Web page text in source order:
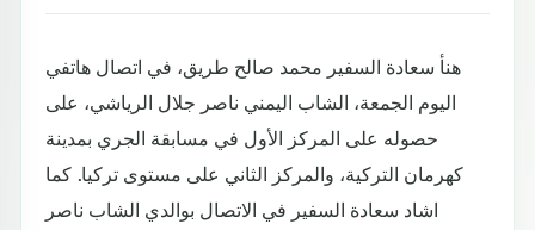
هنأ سعادة السفير محمد صالح طريق، في اتصال هاتفي
اليوم الجمعة، الشاب اليمني ناصر جلال الرياشي، على
حصوله على المركز الأول في مسابقة الجري بمدينة
كهرمان التركية، والمركز الثاني على مستوى تركيا. كما
اشاد سعادة السفير في الاتصال بوالدي الشاب ناصر